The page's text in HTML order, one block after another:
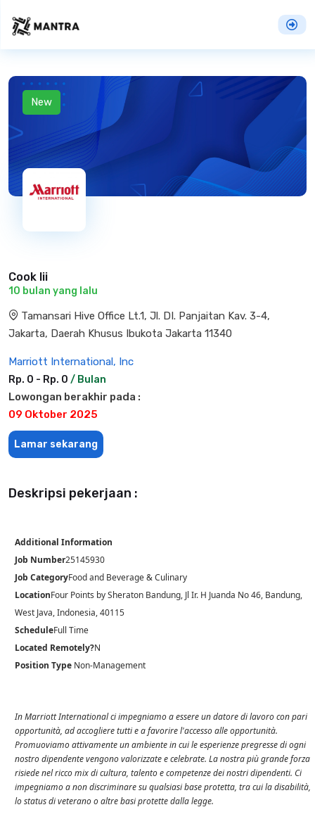
New
Cook Iii
10 bulan yang lalu
Tamansari Hive Office Lt.1, Jl. DI. Panjaitan Kav. 3-4,
Jakarta, Daerah Khusus Ibukota Jakarta 11340
Marriott International, Inc
Rp. 0 - Rp. 0 / Bulan
Lowongan berakhir pada :
09 Oktober 2025
Lamar sekarang
Deskripsi pekerjaan :
Additional Information
Job Number25145930
Job CategoryFood and Beverage & Culinary
LocationFour Points by Sheraton Bandung, Jl Ir. H Juanda No 46, Bandung,
West Java, Indonesia, 40115
ScheduleFull Time
Located Remotely?N
Position TypeNon-Management
In Marriott International ci impegniamo a essere un datore di lavoro con pari
opportunità, ad accogliere tutti e a favorire l'accesso alle opportunità.
Promuoviamo attivamente un ambiente in cui le esperienze pregresse di ogni
nostro dipendente vengono valorizzate e celebrate. La nostra più grande forza
risiede nel ricco mix di cultura, talento e competenze dei nostri dipendenti. Ci
impegniamo a non discriminare su qualsiasi base protetta, tra cui la disabilità,
lo status di veterano o altre basi protette dalla legge.